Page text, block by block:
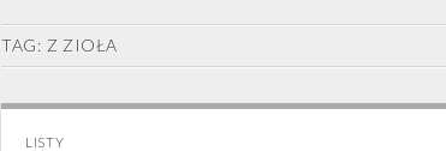
TAG: Z ZIOŁA
LISTY